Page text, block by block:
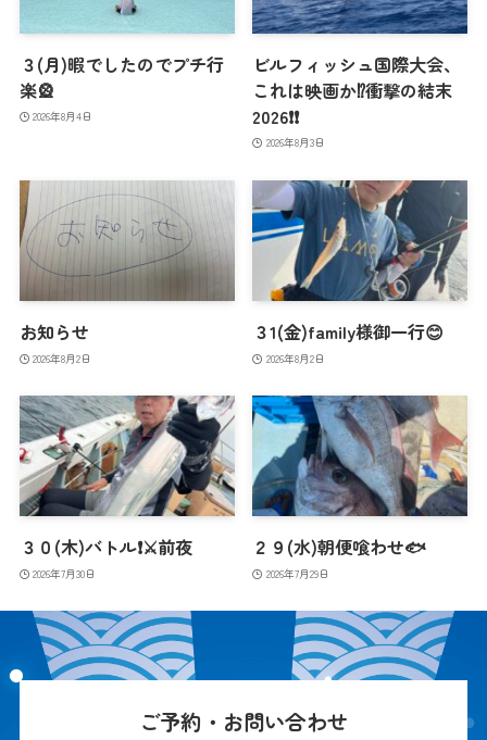
３(月)暇でしたのでプチ行
楽🎡
2026年8月4日
ビルフィッシュ国際大会、
これは映画か⁉️衝撃の結末
2026❗️❗️
2026年8月3日
お知らせ
2026年8月2日
３1(金)family様御一行😊
2026年8月2日
３０(木)バトル❗️⚔️前夜
2026年7月30日
２９(水)朝便喰わせ🐟
2026年7月29日
ご予約・お問い合わせ